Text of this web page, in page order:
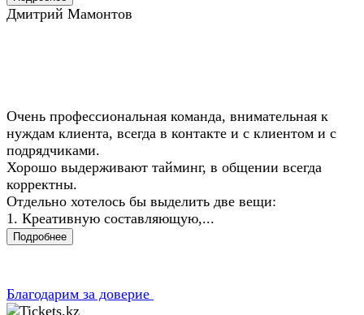
Дмитрий Мамонтов
Очень профессиональная команда, внимательная к
нуждам клиента, всегда в контакте и с клиентом и с
подрядчиками.
Хорошо выдерживают тайминг, в общении всегда
корректны.
Отдельно хотелось бы выделить две вещи:
1. Креативную составляющую,...
Подробнее
Благодарим за доверие